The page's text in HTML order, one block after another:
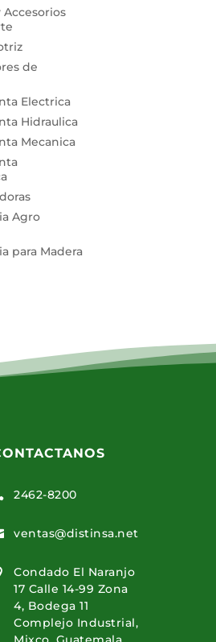
Accesorios
de
Electrica
Hidraulica
Mecanica
Agro
para Madera
2462-8200
ventas@distinsa.net
Condado El Naranjo
17 Calle 14-99 Zona
4, Bodega 11
Complejo Industrial,